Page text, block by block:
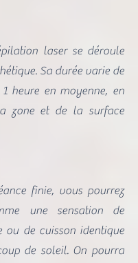
laser se déroule
Sa durée varie de
heure en moyenne, en
zone et de la surface
finie, vous pourrez
une sensation de
ou de cuisson identique
de soleil. On pourra